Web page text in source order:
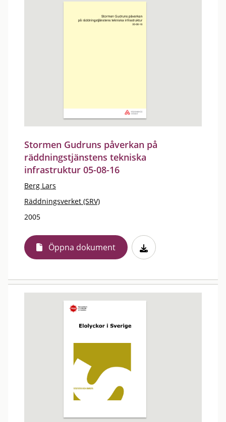
Stormen Gudruns påverkan på
räddningstjänstens tekniska
infrastruktur 05-08-16
Berg Lars
Räddningsverket (SRV)
2005
Öppna dokument